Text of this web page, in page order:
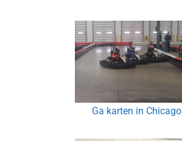
Ga karten in Chicago